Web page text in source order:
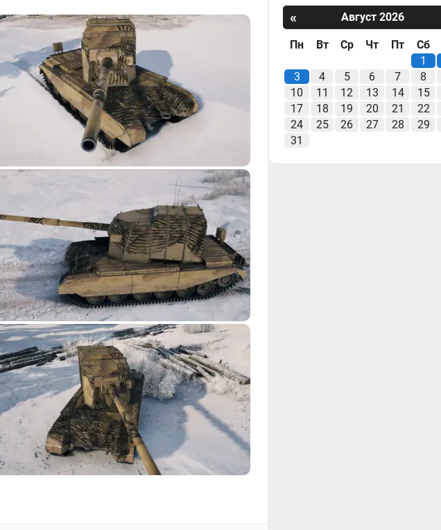
«
Август 2026
Пн Вт Ср Чт Пт
Сб
1
3
4 5 6 7
8
10
11 12 13 14
15
17
18 19 20 21
22
24
25 26 27 28
29
31